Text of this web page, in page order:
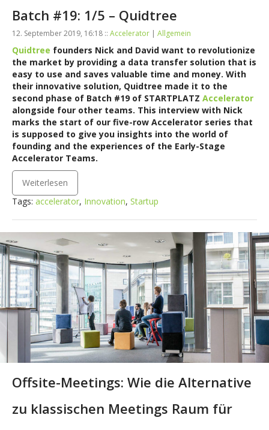
Batch #19: 1/5 – Quidtree
12. September 2019, 16:18 :: Accelerator | Allgemein
Quidtree founders Nick and David want to revolutionize
the market by providing a data transfer solution that is
easy to use and saves valuable time and money. With
their innovative solution, Quidtree made it to the
second phase of Batch #19 of STARTPLATZ Accelerator
alongside four other teams. This interview with Nick
marks the start of our five-row Accelerator series that
is supposed to give you insights into the world of
founding and the experiences of the Early-Stage
Accelerator Teams.
Weiterlesen
Tags: accelerator, Innovation, Startup
Offsite-Meetings: Wie die Alternative
zu klassischen Meetings Raum für